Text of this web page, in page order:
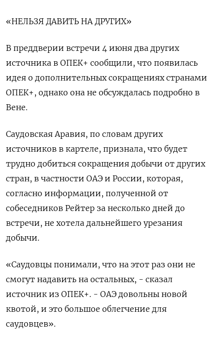
«НЕЛЬЗЯ ДАВИТЬ НА ДРУГИХ»
В преддверии встречи 4 июня два других
источника в ОПЕК+ сообщили, что появилась
идея о дополнительных сокращениях странами
ОПЕК+, однако она не обсуждалась подробно в
Вене.
Саудовская Аравия, по словам других
источников в картеле, признала, что будет
трудно добиться сокращения добычи от других
стран, в частности ОАЭ и России, которая,
согласно информации, полученной от
собеседников Рейтер за несколько дней до
встречи, не хотела дальнейшего урезания
добычи.
«Саудовцы понимали, что на этот раз они не
смогут надавить на остальных, - сказал
источник из ОПЕК+. - ОАЭ довольны новой
квотой, и это большое облегчение для
саудовцев».